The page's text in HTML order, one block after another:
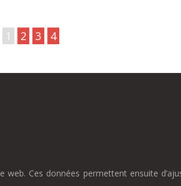
1 2 3 4
Ces données permettent ensuite